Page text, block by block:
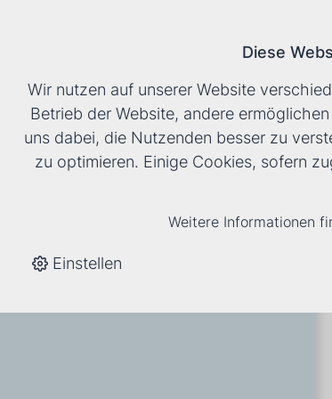
KÄLTE/KLIMA › FANCOILS ›
Diese
Wir nutzen auf unserer Website
Betrieb der Website, andere
uns dabei, die Nutzenden besser zu
zu optimieren. Einige Cookies, sofern
Weitere Informationen
Einstellen